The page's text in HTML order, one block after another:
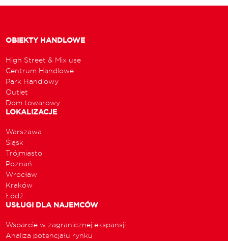
OBIEKTY HANDLOWE
High Street & Mix use
Centrum Handlowe
Park Handlowy
Outlet
Dom towarowy
LOKALIZACJE
Warszawa
Śląsk
Trójmiasto
Poznań
Wrocław
Kraków
Łódź
USŁUGI DLA NAJEMCÓW
Wsparcie w zagranicznej ekspansji
Analiza potencjału rynku